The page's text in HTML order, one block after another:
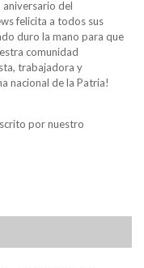
del
felicita a todos sus
duro la mano para que
comunidad
trabajadora y
nacional de la Patria!
por nuestro